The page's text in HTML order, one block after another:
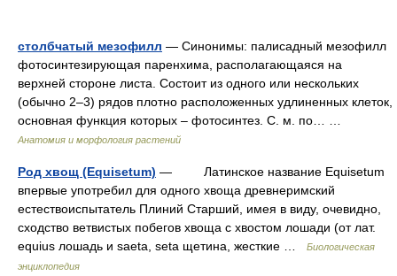
столбчатый мезофилл — Синонимы: палисадный мезофилл
фотосинтезирующая паренхима, располагающаяся на
верхней стороне листа. Состоит из одного или нескольких
(обычно 2–3) рядов плотно расположенных удлиненных клеток,
основная функция которых – фотосинтез. С. м. по… …
Анатомия и морфология растений
Род хвощ (Equisetum) — Латинское название Equisetum
впервые употребил для одного хвоща древнеримский
естествоиспытатель Плиний Старший, имея в виду, очевидно,
сходство ветвистых побегов хвоща с хвостом лошади (от лат.
equius лошадь и saeta, seta щетина, жесткие …
Биологическая
энциклопедия